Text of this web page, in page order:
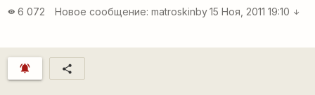
visibility 6 072 Новое сообщение: matroskinby 15 Ноя, 2011 19:10 arrow_downward
notifications_active share